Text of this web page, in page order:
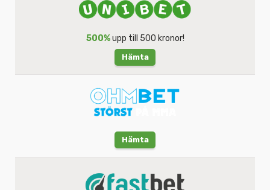
500%upp till 500 kronor!
Hämta
Hämta